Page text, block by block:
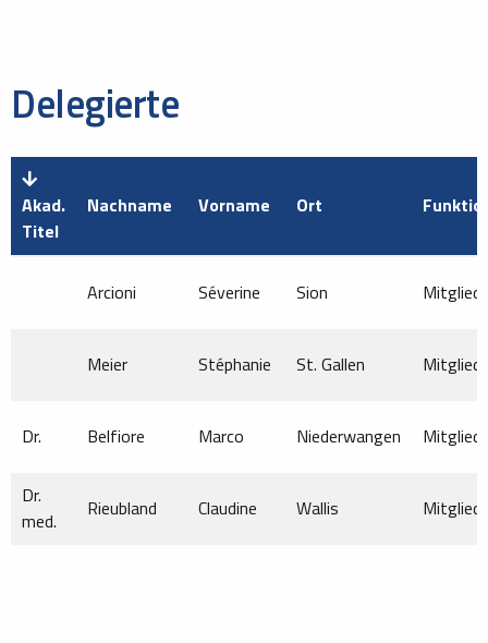
Delegierte
Akad.
Titel
Nachname Vorname Ort
Arcioni Séverine Sion Mitglied
Meier Stéphanie St. Gallen Mitglied
Dr. Belfiore Marco Niederwangen Mitglied
Dr.
med.
Rieubland Claudine Wallis Mitglied